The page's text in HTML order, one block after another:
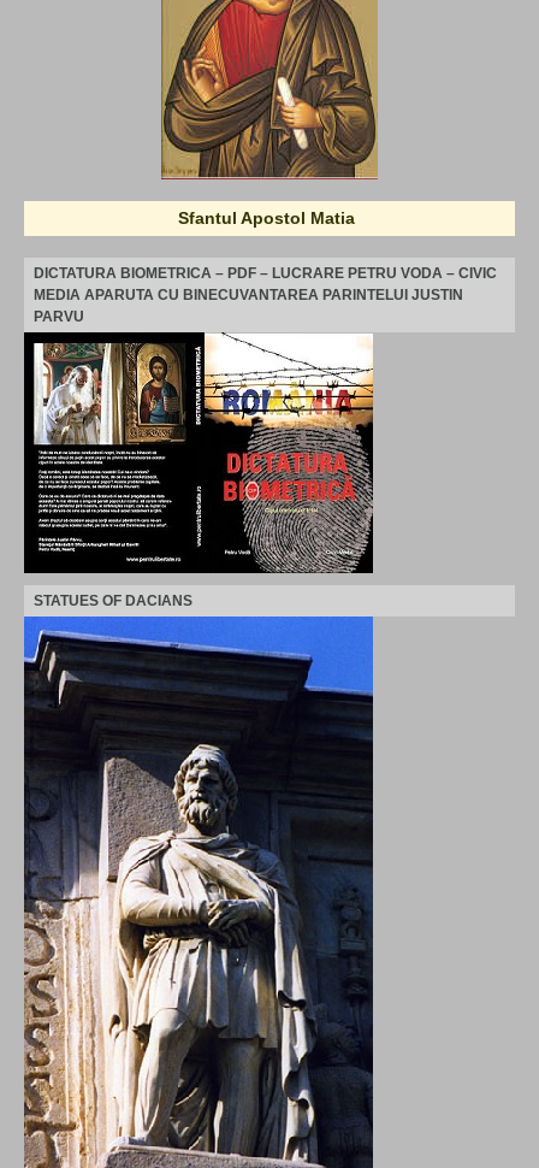
Sfantul Apostol Matia
DICTATURA BIOMETRICA – PDF – LUCRARE PETRU VODA – CIVIC
MEDIA APARUTA CU BINECUVANTAREA PARINTELUI JUSTIN
PARVU
STATUES OF DACIANS